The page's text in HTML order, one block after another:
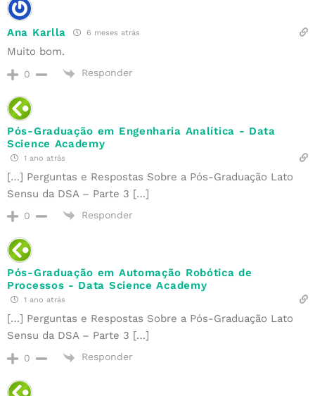
Ana Karlla 6 meses atrás
Muito bom.
0 Responder
Pós-Graduação em Engenharia Analítica - Data
Science Academy
1 ano atrás
[…] Perguntas e Respostas Sobre a Pós-Graduação Lato
Sensu da DSA – Parte 3 […]
0 Responder
Pós-Graduação em Automação Robótica de
Processos - Data Science Academy
1 ano atrás
[…] Perguntas e Respostas Sobre a Pós-Graduação Lato
Sensu da DSA – Parte 3 […]
0 Responder